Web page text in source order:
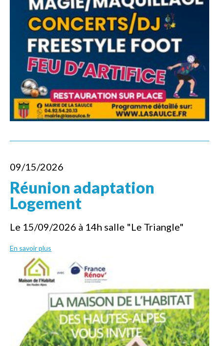
09/15/2026
Réunion adaptation
Logement
Le 15/09/2026 à 14h salle "Le Triangle"
En savoir plus